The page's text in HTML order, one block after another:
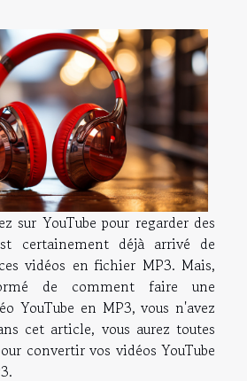
sur YouTube pour regarder des
certainement déjà arrivé de
vidéos en fichier MP3. Mais,
de comment faire une
YouTube en MP3, vous n'avez
cet article, vous aurez toutes
convertir vos vidéos YouTube